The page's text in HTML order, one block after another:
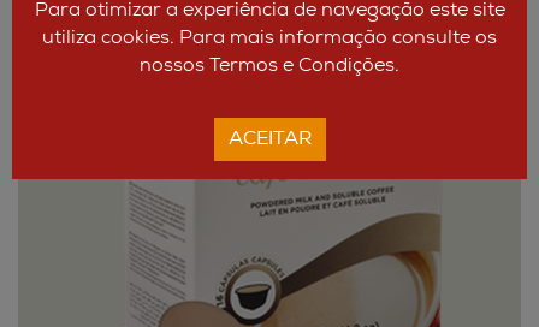
Para otimizar a experiência de navegação este site
utiliza cookies. Para mais informação consulte os
nossos Termos e Condições.
ACEITAR